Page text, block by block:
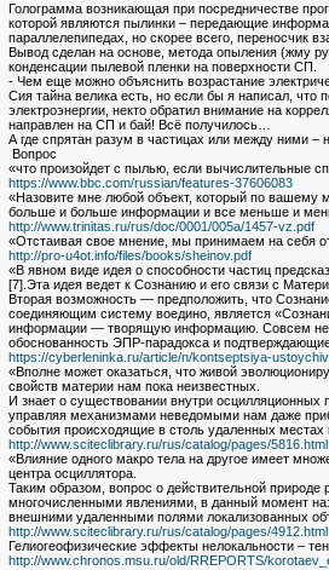
Голограмма возникающая при посредничестве
которой являются пылинки – передающие
параллелепипедах, но скорее всего, переносчик
Вывод сделан на основе, метода опыления (жму
конденсации пылевой пленки на поверхности СП.
- Чем еще можно объяснить возрастание
Сия тайна велика есть, но если бы я написал, что
электроэнергии, некто обратил внимание на
направлен на СП и бай! Всё получилось…
А где спрятан разум в частицах или между ними –
Вопрос
«что произойдет с пылью, если вычислительные
https://www.bbc.com/russian/features-37606083
«Назовите мне любой объект, который по вашему
больше и больше информации и все меньше и
http://www.trinitas.ru/rus/doc/0001/005a/1457-vz.pdf
«Отстаивая свое мнение, мы принимаем на себя
http://pro-u4ot.info/files/books/sheinov.pdf
«В явном виде идея о способности частиц
[7].Эта идея ведет к Сознанию и его связи с
Вторая возможность — предположить, что
соединяющим систему воедино, является
информации — творящую информацию. Совсем
обоснованность ЭПР-парадокса и
https://cyberleninka.ru/article/n/kontseptsiya-
«Вполне может оказаться, что живой
свойств материи нам пока неизвестных.
И знает о существовании внутри осцилляционных
управляя механизмами неведомыми нам даже
события происходящие в столь удаленных местах
http://www.sciteclibrary.ru/rus/catalog/pages/5816.html
«Влияние одного макро тела на другое имеет
центра осциллятора.
Таким образом, вопрос о действительной
многочисленными явлениями, в данный момент
внешними удаленными полями локализованных
http://www.sciteclibrary.ru/rus/catalog/pages/4912.html
Гелиогеофизические эффекты нелокальности –
http://www.chronos.msu.ru/old/RREPORTS/